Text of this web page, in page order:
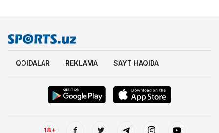
QOIDALAR REKLAMA SAYT HAQIDA
18+